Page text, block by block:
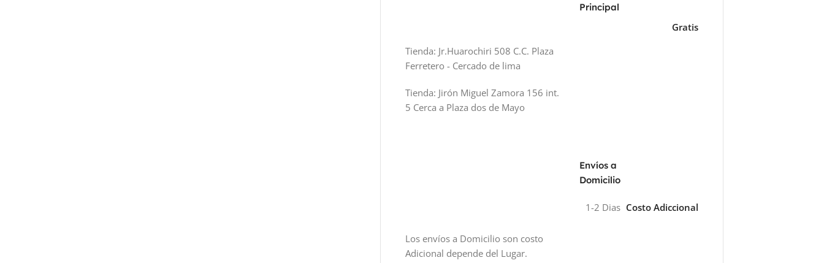
Principal
Tienda: Jr.Huarochiri 508 C.C. Plaza
Ferretero - Cercado de lima
Tienda: Jirón Miguel Zamora 156 int.
5 Cerca a Plaza dos de Mayo
Gratis
Envíos a
Domicilio
Los envíos a Domicilio son costo
Adicional depende del Lugar.
1-2 Dias Costo Adiccional